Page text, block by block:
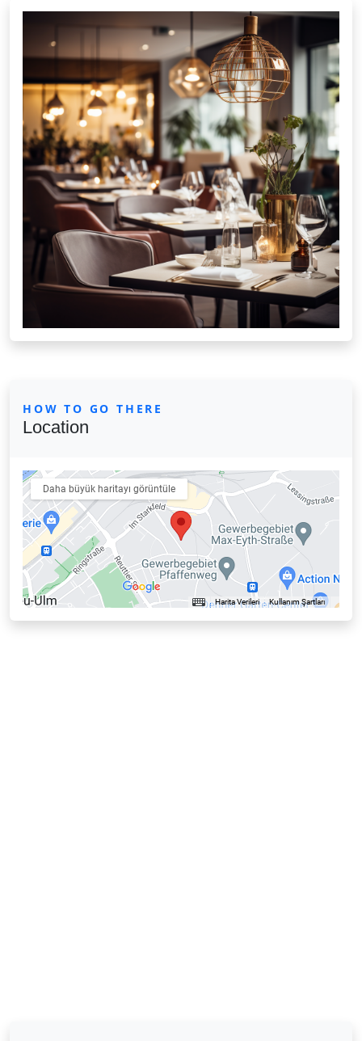
HOW TO GO THERE
Location